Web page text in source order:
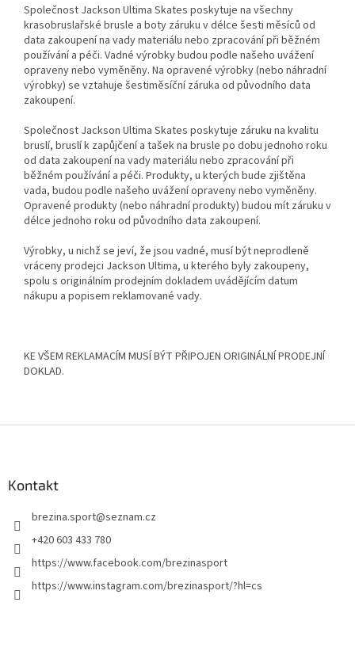
Společnost Jackson Ultima Skates poskytuje na všechny
krasobruslařské brusle a boty záruku v délce šesti měsíců od
data zakoupení na vady materiálu nebo zpracování při běžném
používání a péči. Vadné výrobky budou podle našeho uvážení
opraveny nebo vyměněny. Na opravené výrobky (nebo náhradní
výrobky) se vztahuje šestiměsíční záruka od původního data
zakoupení.
Společnost Jackson Ultima Skates poskytuje záruku na kvalitu
bruslí, bruslí k zapůjčení a tašek na brusle po dobu jednoho roku
od data zakoupení na vady materiálu nebo zpracování při
běžném používání a péči. Produkty, u kterých bude zjištěna
vada, budou podle našeho uvážení opraveny nebo vyměněny.
Opravené produkty (nebo náhradní produkty) budou mít záruku v
délce jednoho roku od původního data zakoupení.
Výrobky, u nichž se jeví, že jsou vadné, musí být neprodleně
vráceny prodejci Jackson Ultima, u kterého byly zakoupeny,
spolu s originálním prodejním dokladem uvádějícím datum
nákupu a popisem reklamované vady.
KE VŠEM REKLAMACÍM MUSÍ BÝT PŘIPOJEN ORIGINÁLNÍ PRODEJNÍ
DOKLAD.
Kontakt
brezina.sport@seznam.cz
+420 603 433 780
https://www.facebook.com/brezinasport
https://www.instagram.com/brezinasport/?hl=cs